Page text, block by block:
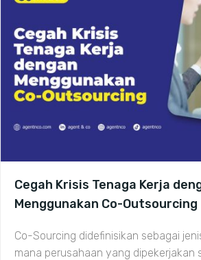
Cegah Krisis Tenaga Kerja
Menggunakan Co-Outsourcing
Co-Sourcing didefinisikan sebagai
mana perusahaan yang dipekerjakan